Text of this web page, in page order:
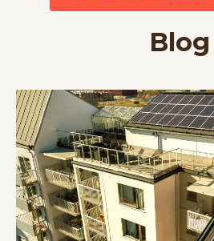
Blog